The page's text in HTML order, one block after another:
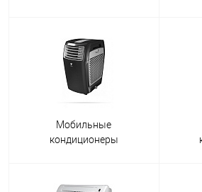
Мобильные
кондиционеры